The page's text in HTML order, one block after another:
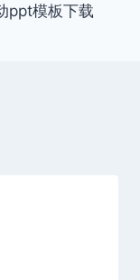
ppt模板下载